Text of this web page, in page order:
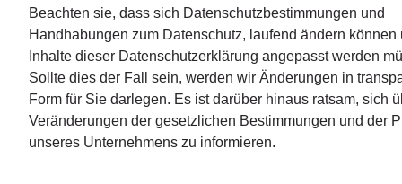
Beachten sie, dass sich Datenschutzbestimmungen und
Handhabungen zum Datenschutz, laufend ändern können
Inhalte dieser Datenschutzerklärung angepasst werden
Sollte dies der Fall sein, werden wir Änderungen in
Form für Sie darlegen. Es ist darüber hinaus ratsam, sich
Veränderungen der gesetzlichen Bestimmungen und der
unseres Unternehmens zu informieren.